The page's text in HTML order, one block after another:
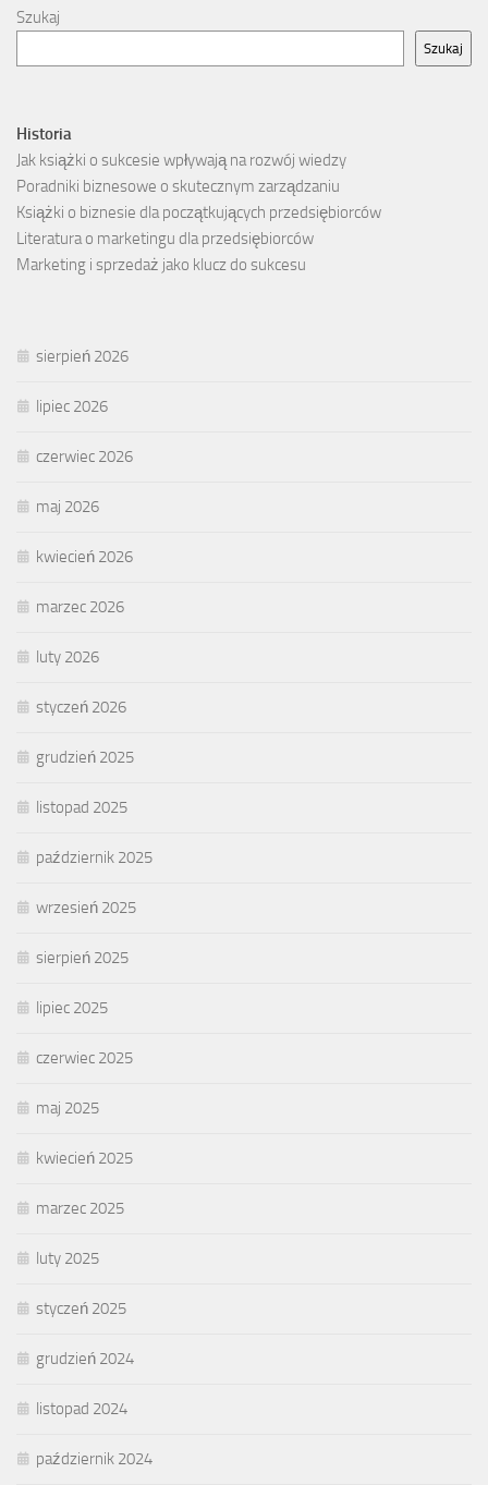
Szukaj
Szukaj
Historia
Jak książki o sukcesie wpływają na rozwój wiedzy
Poradniki biznesowe o skutecznym zarządzaniu
Książki o biznesie dla początkujących przedsiębiorców
Literatura o marketingu dla przedsiębiorców
Marketing i sprzedaż jako klucz do sukcesu
sierpień 2026
lipiec 2026
czerwiec 2026
maj 2026
kwiecień 2026
marzec 2026
luty 2026
styczeń 2026
grudzień 2025
listopad 2025
październik 2025
wrzesień 2025
sierpień 2025
lipiec 2025
czerwiec 2025
maj 2025
kwiecień 2025
marzec 2025
luty 2025
styczeń 2025
grudzień 2024
listopad 2024
październik 2024